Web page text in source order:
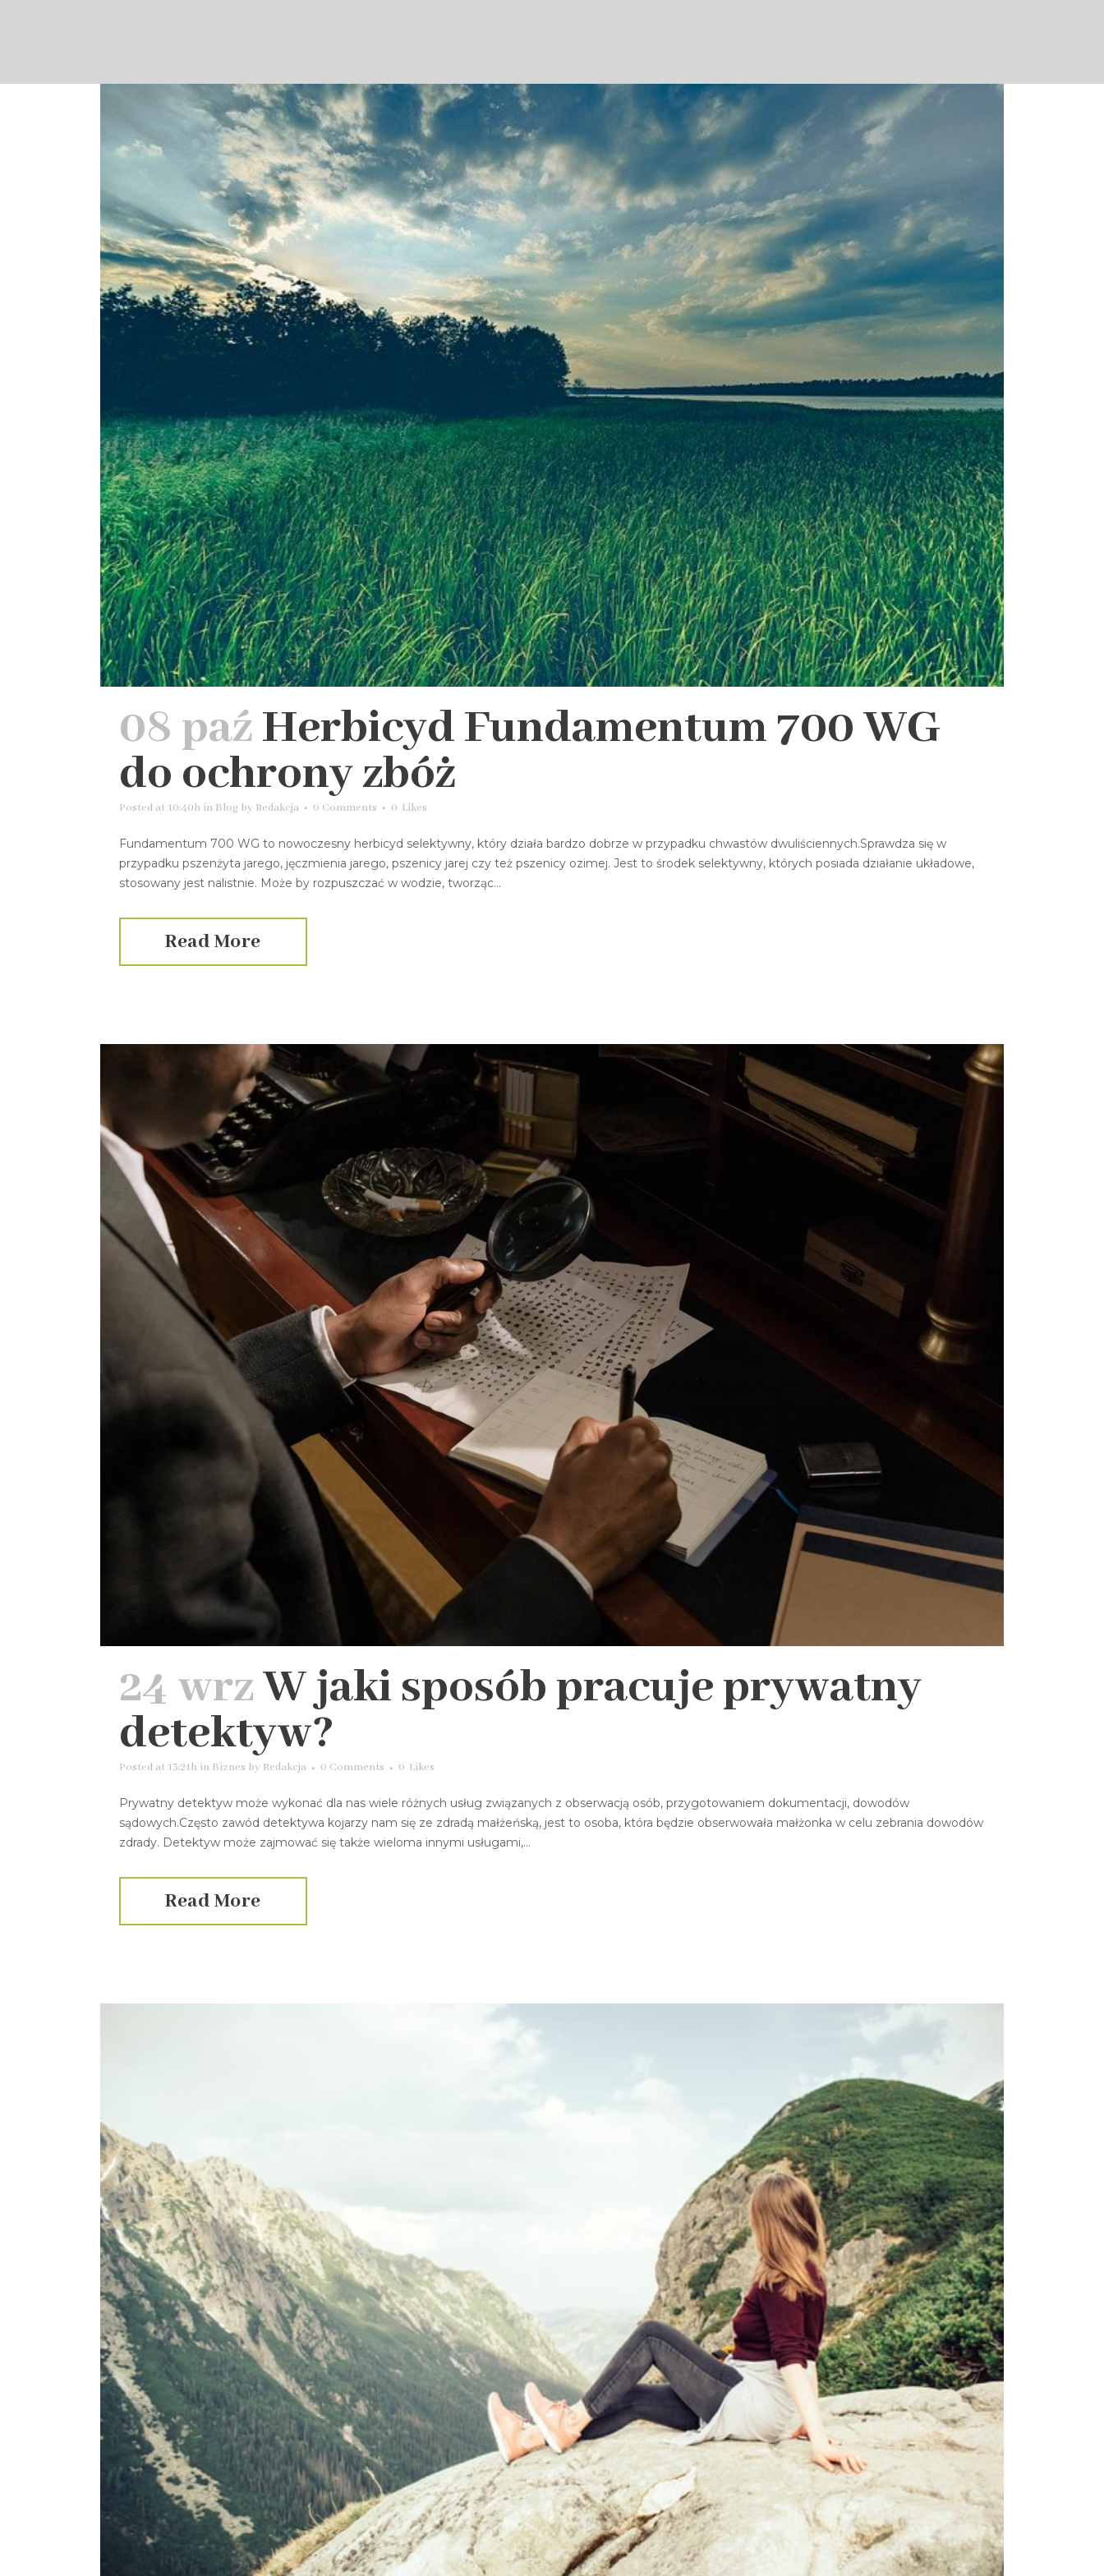
08 paźHerbicyd Fundamentum 700 WG
do ochrony zbóż
Posted at 10:40h in Blog by Redakcja 0 Comments 0 Likes
Fundamentum 700 WG to nowoczesny herbicyd selektywny, który działa bardzo dobrze w przypadku chwastów dwuliściennych.Sprawdza się w
przypadku pszenżyta jarego, jęczmienia jarego, pszenicy jarej czy też pszenicy ozimej. Jest to środek selektywny, których posiada działanie układowe,
stosowany jest nalistnie. Może by rozpuszczać w wodzie, tworząc...
Read More
24 wrzW jaki sposób pracuje prywatny
detektyw?
Posted at 13:21h in Biznes by Redakcja 0 Comments 0 Likes
Prywatny detektyw może wykonać dla nas wiele różnych usług związanych z obserwacją osób, przygotowaniem dokumentacji, dowodów
sądowych.Często zawód detektywa kojarzy nam się ze zdradą małżeńską, jest to osoba, która będzie obserwowała małżonka w celu zebrania dowodów
zdrady. Detektyw może zajmować się także wieloma innymi usługami,...
Read More